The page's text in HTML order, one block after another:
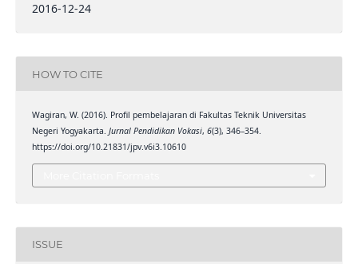
2016-12-24
HOW TO CITE
Wagiran, W. (2016). Profil pembelajaran di Fakultas Teknik Universitas
Negeri Yogyakarta. Jurnal Pendidikan Vokasi, 6(3), 346–354.
https://doi.org/10.21831/jpv.v6i3.10610
ISSUE